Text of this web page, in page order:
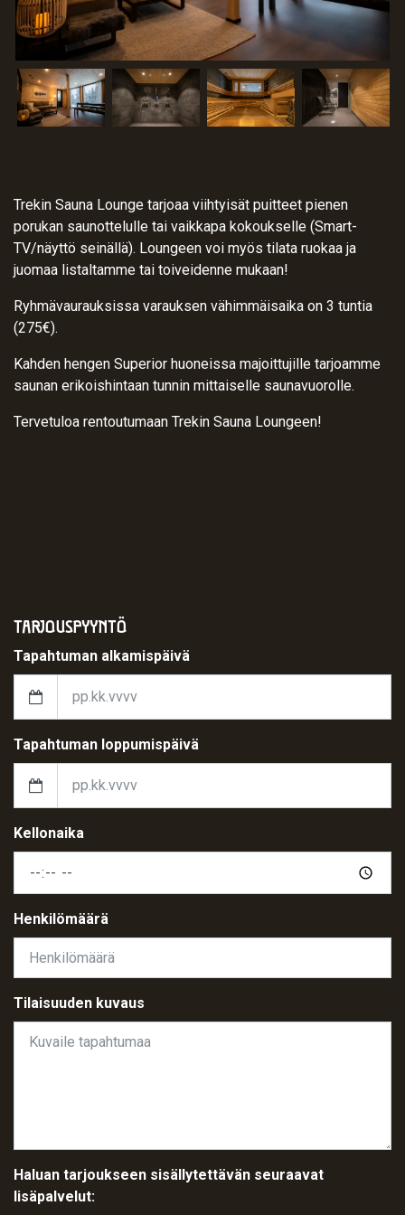
Trekin Sauna Lounge tarjoaa viihtyisät puitteet pienen
porukan saunottelulle tai vaikkapa kokoukselle (Smart-
TV/näyttö seinällä). Loungeen voi myös tilata ruokaa ja
juomaa listaltamme tai toiveidenne mukaan!
Ryhmävaurauksissa varauksen vähimmäisaika on 3 tuntia
(275€).
Kahden hengen Superior huoneissa majoittujille tarjoamme
saunan erikoishintaan tunnin mittaiselle saunavuorolle.
Tervetuloa rentoutumaan Trekin Sauna Loungeen!
TARJOUSPYYNTÖ
Tapahtuman alkamispäivä
Valitse tapahtuman alkamispäivä
Tapahtuman loppumispäivä
Valitse tapahtuman loppumispäivä
Kellonaika
Henkilömäärä
Tilaisuuden kuvaus
Haluan tarjoukseen sisällytettävän seuraavat
lisäpalvelut: